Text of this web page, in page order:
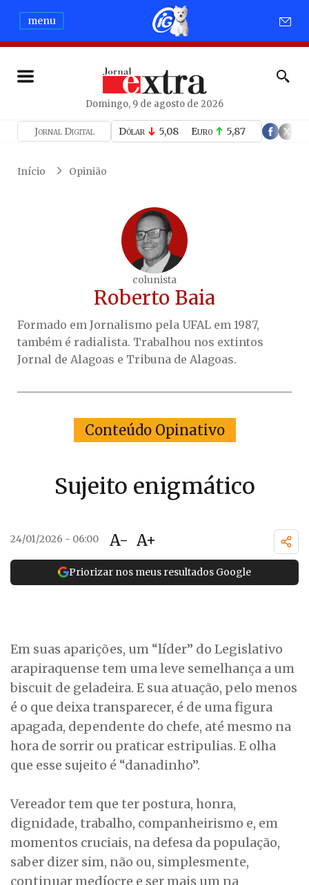
menu
Domingo, 9 de agosto de 2026
Jornal Digital Dólar 5,08 Euro 5,87
Início Opinião
colunista
Roberto Baia
Formado em Jornalismo pela UFAL em 1987,
também é radialista. Trabalhou nos extintos
Jornal de Alagoas e Tribuna de Alagoas.
Conteúdo Opinativo
Sujeito enigmático
24/01/2026 - 06:00 A- A+
Priorizar nos meus resultados Google
Em suas aparições, um “líder” do Legislativo
arapiraquense tem uma leve semelhança a um
biscuit de geladeira. E sua atuação, pelo menos
é o que deixa transparecer, é de uma figura
apagada, dependente do chefe, até mesmo na
hora de sorrir ou praticar estripulias. E olha
que esse sujeito é “danadinho”.
Vereador tem que ter postura, honra,
dignidade, trabalho, companheirismo e, em
momentos cruciais, na defesa da população,
saber dizer sim, não ou, simplesmente,
continuar medíocre e ser mais um na